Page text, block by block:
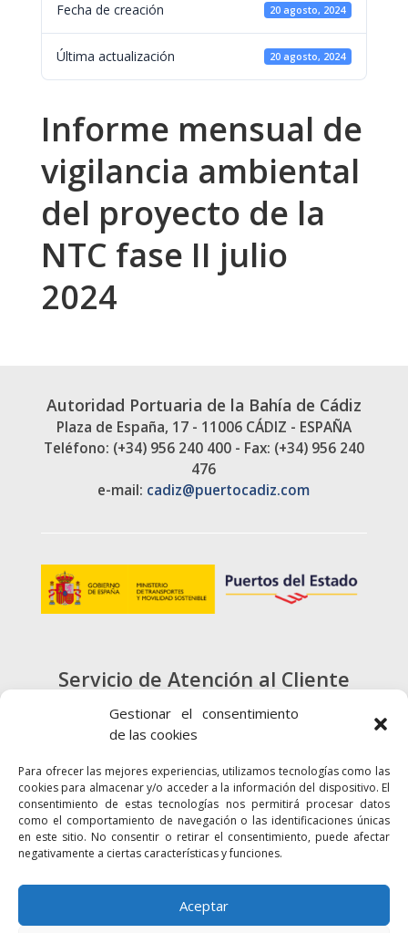
Gestionar el consentimiento
de las cookies
Para ofrecer las mejores experiencias, utilizamos tecnologías como las
cookies para almacenar y/o acceder a la información del dispositivo. El
consentimiento de estas tecnologías nos permitirá procesar datos
como el comportamiento de navegación o las identificaciones únicas
en este sitio. No consentir o retirar el consentimiento, puede afectar
negativamente a ciertas características y funciones.
Aceptar
Fecha de creación 20 agosto, 2024
Última actualización 20 agosto, 2024
Informe mensual de
vigilancia ambiental
del proyecto de la
NTC fase II julio
2024
Autoridad Portuaria de la Bahía de Cádiz
Plaza de España, 17 - 11006 CÁDIZ - ESPAÑA
Teléfono: (+34) 956 240 400 - Fax: (+34) 956 240
476
e-mail: cadiz@puertocadiz.com
Servicio de Atención al Cliente
900 720 415
CONTACTO
Enlaces Accesibilidad Mapa Web